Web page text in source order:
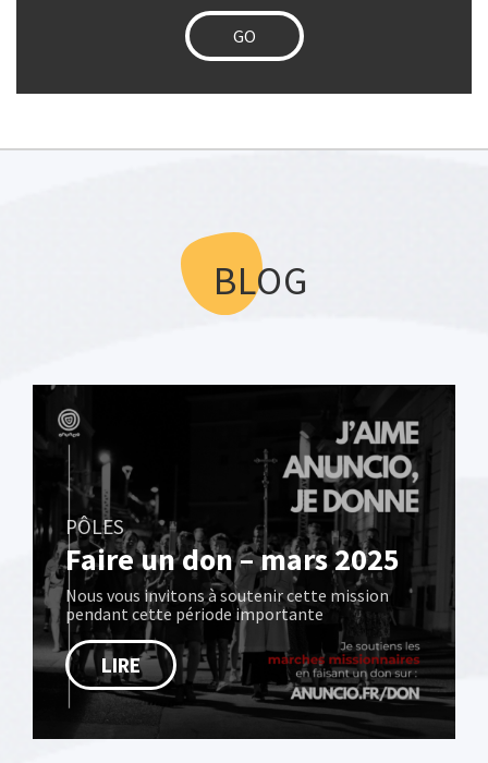
BLOG
PÔLES
Faire un don – mars 2025
Nous vous invitons à soutenir cette mission
pendant cette période importante
LIRE